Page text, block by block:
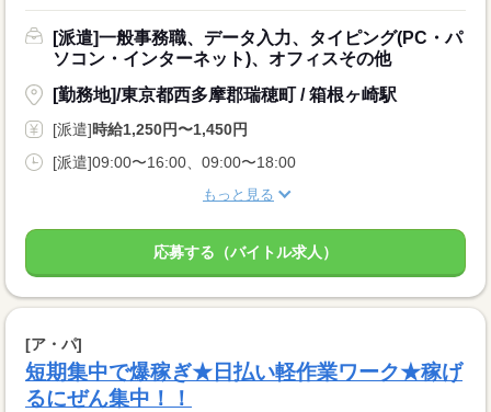
[派遣]一般事務職、データ入力、タイピング(PC・パ
ソコン・インターネット)、オフィスその他
[勤務地]/東京都西多摩郡瑞穂町 / 箱根ヶ崎駅
[派遣]時給1,250円〜1,450円
[派遣]09:00〜16:00、09:00〜18:00
もっと見る
応募する（バイトル求人）
[ア・パ]
短期集中で爆稼ぎ★日払い軽作業ワーク★稼げ
るにぜん集中！！